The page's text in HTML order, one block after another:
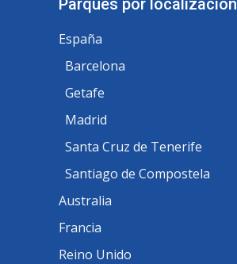
Parques por localización
España
Barcelona
Getafe
Madrid
Santa Cruz de Tenerife
Santiago de Compostela
Australia
Francia
Reino Unido